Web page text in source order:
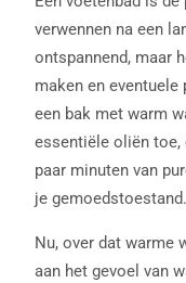
verwennen na een
ontspannend, maar
maken en
een bak met warm
essentiële oliën toe,
paar minuten van
je gemoedstoestand.
Nu, over dat warme
aan het gevoel van